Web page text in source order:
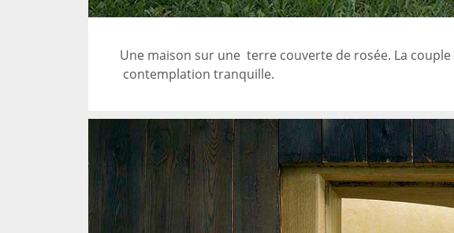
Une maison sur une terre couverte de rosée. La
contemplation tranquille.